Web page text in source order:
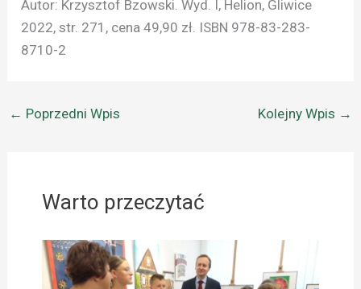
Autor: Krzysztof Bzowski. Wyd. I, Helion, Gliwice
2022, str. 271, cena 49,90 zł. ISBN 978-83-283-
8710-2
← Poprzedni Wpis Kolejny Wpis →
Warto przeczytać